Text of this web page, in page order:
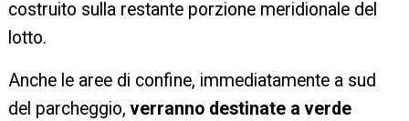
costruito sulla restante porzione meridionale del
lotto.
Anche le aree di confine, immediatamente a sud
del parcheggio,verranno destinate a verde